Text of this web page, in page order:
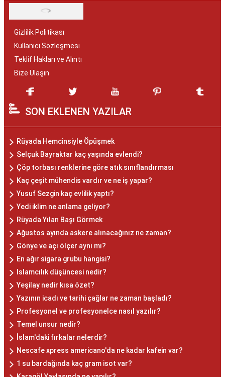
Gizlilik Politikası
Kullanıcı Sözleşmesi
Teklif Hakları ve Alıntı
Bize Ulaşın
SON EKLENEN YAZILAR
Rüyada Hemcinsiyle Öpüşmek
Selçuk Bayraktar kaç yaşında evlendi?
Çöp torbası renklerine göre atık sınıflandırması
Kaç çeşit mühendis vardır ve ne iş yapar?
Yusuf Sezgin kaç evlilik yaptı?
Yedi iklim ne anlama geliyor?
Rüyada Yılan Başı Görmek
Ağustos ayında askere alınacağınız ne zaman?
Gönye ve açı ölçer aynı mı?
En ağır sigara grubu hangisi?
Islamcılık düşüncesi nedir?
Yeşilay nedir kısa özet?
Yazının icadı ve tarihi çağlar ne zaman başladı?
Profesyonel ve profesyonelce nasıl yazılır?
Temel unsur nedir?
İslam'daki fırkalar nelerdir?
Nescafe xpress americano'da ne kadar kafein var?
1 su bardağında kaç gram isot var?